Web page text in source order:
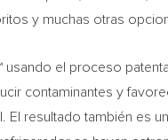
y muchas otras
usando el proceso
contaminantes y
resultado también es